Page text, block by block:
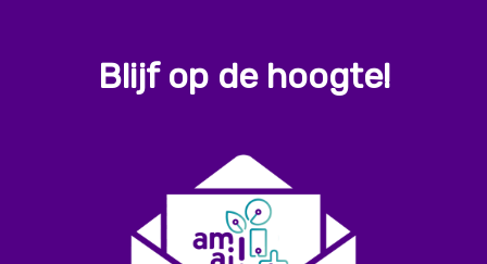
Blijf op de hoogte!